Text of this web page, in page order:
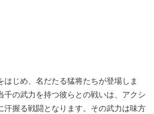
はじめ、名だたる猛将たちが登場しま
千の武力を持つ彼らとの戦いは、アクシ
汗握る戦闘となります。その武力は味方